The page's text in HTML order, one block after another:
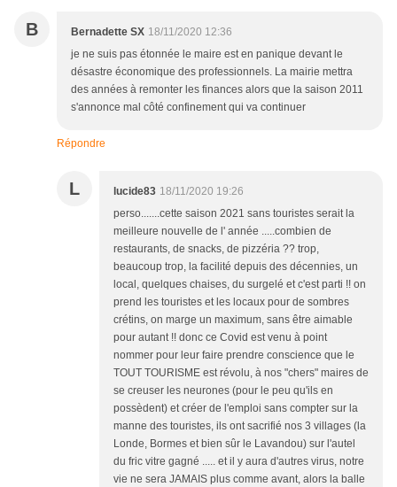
B Bernadette SX 18/11/2020 12:36
je ne suis pas étonnée le maire est en panique devant le
désastre économique des professionnels. La mairie mettra
des années à remonter les finances alors que la saison 2011
s'annonce mal côté confinement qui va continuer
Répondre
L lucide83 18/11/2020 19:26
perso.......cette saison 2021 sans touristes serait la
meilleure nouvelle de l' année .....combien de
restaurants, de snacks, de pizzéria ?? trop,
beaucoup trop, la facilité depuis des décennies, un
local, quelques chaises, du surgelé et c'est parti !! on
prend les touristes et les locaux pour de sombres
crétins, on marge un maximum, sans être aimable
pour autant !! donc ce Covid est venu à point
nommer pour leur faire prendre conscience que le
TOUT TOURISME est révolu, à nos "chers" maires de
se creuser les neurones (pour le peu qu'ils en
possèdent) et créer de l'emploi sans compter sur la
manne des touristes, ils ont sacrifié nos 3 villages (la
Londe, Bormes et bien sûr le Lavandou) sur l'autel
du fric vitre gagné ..... et il y aura d'autres virus, notre
vie ne sera JAMAIS plus comme avant, alors la balle